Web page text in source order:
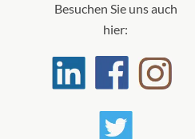
Besuchen Sie uns auch
hier: